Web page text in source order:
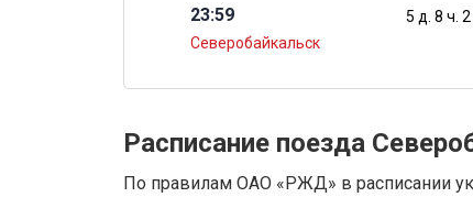
23:59
Северобайкальск
5 д. 8 ч.
Расписание поезда
По правилам ОАО «РЖД» в расписании